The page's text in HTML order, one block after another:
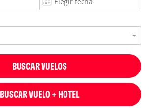
BUSCAR VUELOS
BUSCAR VUELO + HOTEL